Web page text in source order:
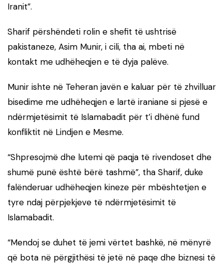
Iranit”.
Sharif përshëndeti rolin e shefit të ushtrisë
pakistaneze, Asim Munir, i cili, tha ai, mbeti në
kontakt me udhëheqjen e të dyja palëve.
Munir ishte në Teheran javën e kaluar për të zhvilluar
bisedime me udhëheqjen e lartë iraniane si pjesë e
ndërmjetësimit të Islamabadit për t’i dhënë fund
konfliktit në Lindjen e Mesme.
“Shpresojmë dhe lutemi që paqja të rivendoset dhe
shumë punë është bërë tashmë”, tha Sharif, duke
falënderuar udhëheqjen kineze për mbështetjen e
tyre ndaj përpjekjeve të ndërmjetësimit të
Islamabadit.
“Mendoj se duhet të jemi vërtet bashkë, në mënyrë
që bota në përgjithësi të jetë në paqe dhe biznesi të